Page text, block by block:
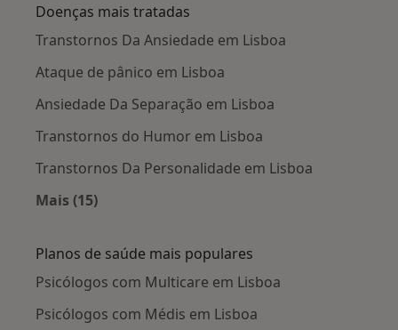
Doenças mais tratadas
Transtornos Da Ansiedade em Lisboa
Ataque de pânico em Lisboa
Ansiedade Da Separação em Lisboa
Transtornos do Humor em Lisboa
Transtornos Da Personalidade em Lisboa
Mais (15)
Planos de saúde mais populares
Psicólogos com Multicare em Lisboa
Psicólogos com Médis em Lisboa